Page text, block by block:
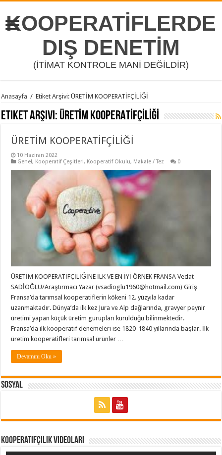
KOOPERATİFLERDE
DIŞ DENETİM
(İTİMAT KONTROLE MANİ DEĞİLDİR)
Anasayfa / Etiket Arşivi: ÜRETİM KOOPERATİFÇİLİĞİ
Etiket Arşivi: ÜRETİM KOOPERATİFÇİLİĞİ
ÜRETİM KOOPERATİFÇİLİĞİ
10 Haziran 2022
Genel, Kooperatif Çeşitleri, Kooperatif Okulu, Makale / Tez 0
ÜRETİM KOOPERATİFÇİLİĞİNE İLK VE EN İYİ ÖRNEK FRANSA Vedat
SADİOĞLU/Araştırmacı Yazar (vsadioglu1960@hotmail.com) Giriş
Fransa’da tarımsal kooperatiflerin kökeni 12. yüzyıla kadar
uzanmaktadır. Dünya’da ilk kez Jura ve Alp dağlarında, gravyer peynir
üretimi yapan küçük üretim gurupları kurulduğu bilinmektedir.
Fransa’da ilk kooperatif denemeleri ise 1820-1840 yıllarında başlar. İlk
üretim kooperatifleri tarımsal ürünler …
Devamını Oku »
Sosyal
Kooperatifçilik Videoları